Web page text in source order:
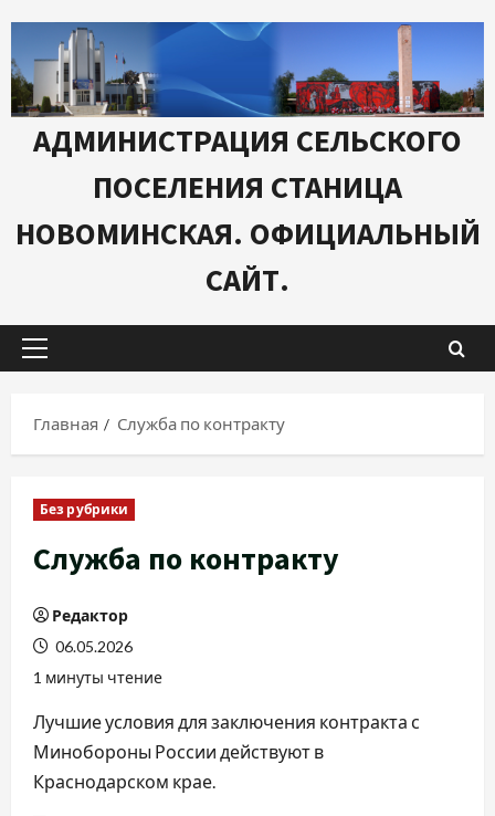
содержимому
АДМИНИСТРАЦИЯ СЕЛЬСКОГО
ПОСЕЛЕНИЯ СТАНИЦА
НОВОМИНСКАЯ. ОФИЦИАЛЬНЫЙ
САЙТ.
Основное
Главная
Служба по контракту
Без рубрики
Служба по контракту
Редактор
06.05.2026
1 минуты чтение
Лучшие условия для заключения контракта с
Минобороны России действуют в
Краснодарском крае.